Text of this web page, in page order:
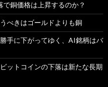
銅価格は上昇するのか？
べきはゴールドよりも銅
手に下がってゆく、AI銘柄はバ
ットコインの下落は新たな長期